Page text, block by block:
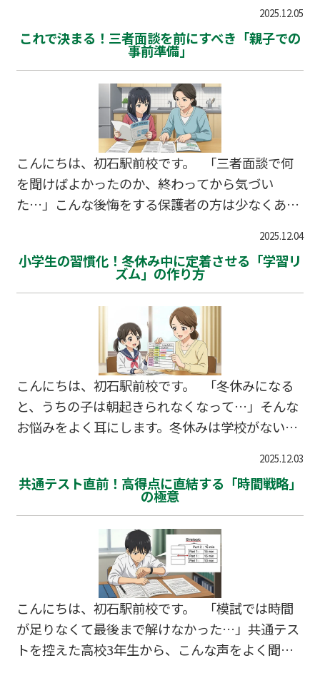
道を転げ落ちるように成績が下がってしまうこと
も珍しくありません。 しかし、冬休みは学校の
野の根本的な克服に取り組めば、新学期から大き
く巻き返すチャンスがあります。流山市、柏市の
高校生も、この冬休みの過ごし方次第で3学期の
成績が劇的に変わります。今回は、成績不振を断
ち切るための具体的な勉強法をご紹介します。
📖…
2025.12.05
これで決まる！三者面談を前にすべき「親子での
事前準備」
こんにちは、初石駅前校です。 「三者面談で何
を聞けばよかったのか、終わってから気づい
た…」こんな後悔をする保護者の方は少なくあり
認する貴重な機会ですが、準備不足で臨むと重要
な情報を聞き逃してしまいます。 特に高校受験
する重要なターニングポイントです。流山市、柏
市の中学生も、事前準備の有無で面談の成果が大
きく変わります。今回は、三者面談を成功させる
ための親子での事前準備について、具体的な方法
をご紹介します。 📖 目次 面談1週間前からの
準…
2025.12.04
小学生の習慣化！冬休み中に定着させる「学習リ
ズム」の作り方
こんにちは、初石駅前校です。 「冬休みになる
と、うちの子は朝起きられなくなって…」そんな
お悩みをよく耳にします。冬休みは学校がないた
期のスタートで大きく出遅れてしまいます。特に
小学生は習慣の影響を受けやすく、冬休みの過ご
はありません。 しかし逆に、この冬休みに「学
習リズム」を定着させれば、新学期で他の子と大
きく差をつけるチャンスにもなります。流山市、
柏市の小学生も、冬休みの過ごし方次第で3学期
の成績が変わります。今回は、小学生が無理なく
続けられる学習リズムの作り方と、…
2025.12.03
共通テスト直前！高得点に直結する「時間戦略」
の極意
こんにちは、初石駅前校です。 「模試では時間
が足りなくて最後まで解けなかった…」共通テス
トを控えた高校3年生から、こんな声をよく聞き